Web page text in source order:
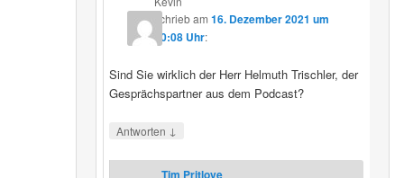
schriebam16. Dezember 2021 um
20:08 Uhr:
Sind Sie wirklich der Herr Helmuth Trischler, der
Gesprächspartner aus dem Podcast?
Antworten ↓
Tim Pritlove